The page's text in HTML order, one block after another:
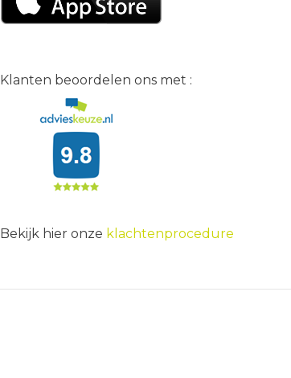
Klanten beoordelen ons met :
Bekijk hier onze klachtenprocedure